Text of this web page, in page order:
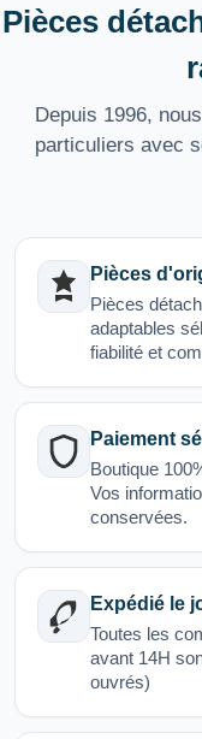
Pièces
Depuis 1996,
particuliers avec
Pièces
Pièces
adaptables
fiabilité et
Paiement
Boutique
Vos
conservées.
Expédié le
Toutes les
avant 14H
ouvrés)